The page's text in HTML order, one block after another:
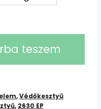
teszem
,Védőkesztyű
, 2630 EP